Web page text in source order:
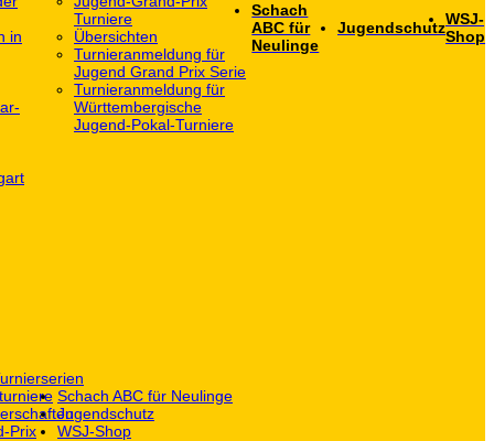
in
Turniere
Übersichten
Turnieranmeldung für
Jugend Grand Prix Serie
Turnieranmeldung für
Württembergische
Jugend-Pokal-Turniere
Schach
ABC für
Neulinge
JugendschutzWSJ-
Shop
Prix
Schach ABC für Neulinge
Jugendschutz
WSJ-Shop